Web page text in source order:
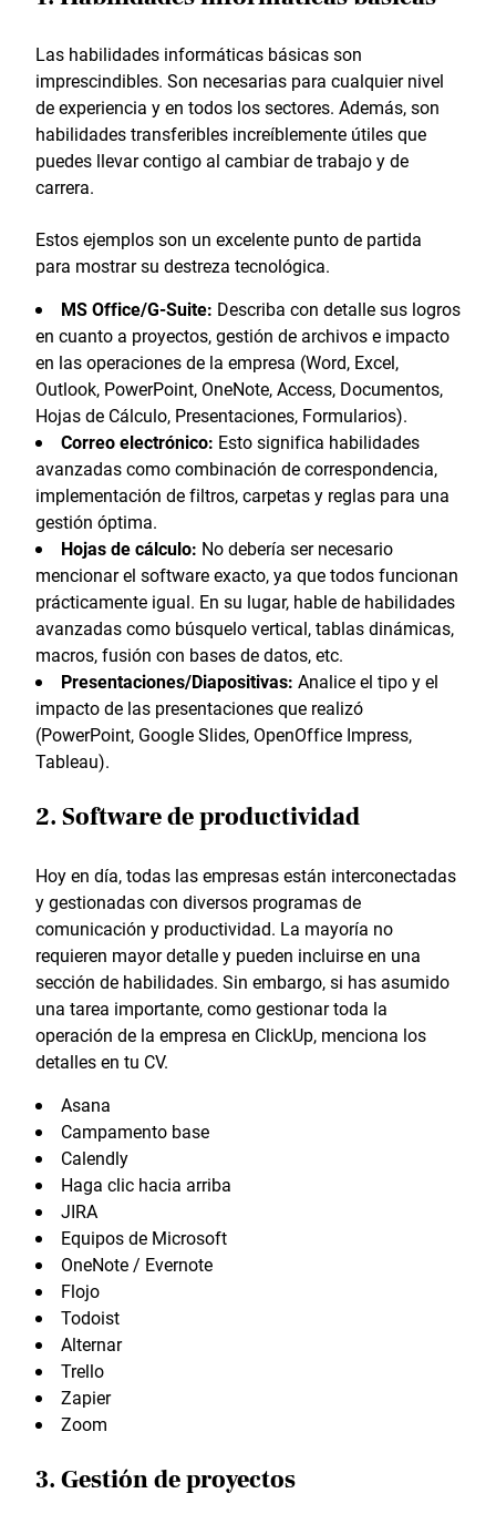
Las habilidades informáticas básicas son
imprescindibles. Son necesarias para cualquier nivel
de experiencia y en todos los sectores. Además, son
habilidades transferibles increíblemente útiles que
puedes llevar contigo al cambiar de trabajo y de
carrera.
Estos ejemplos son un excelente punto de partida
para mostrar su destreza tecnológica.
MS Office/G-Suite: Describa con detalle sus logros
en cuanto a proyectos, gestión de archivos e impacto
en las operaciones de la empresa (Word, Excel,
Outlook, PowerPoint, OneNote, Access, Documentos,
Hojas de Cálculo, Presentaciones, Formularios).
Correo electrónico: Esto significa habilidades
avanzadas como combinación de correspondencia,
implementación de filtros, carpetas y reglas para una
gestión óptima.
Hojas de cálculo: No debería ser necesario
mencionar el software exacto, ya que todos funcionan
prácticamente igual. En su lugar, hable de habilidades
avanzadas como búsquelo vertical, tablas dinámicas,
macros, fusión con bases de datos, etc.
Presentaciones/Diapositivas: Analice el tipo y el
impacto de las presentaciones que realizó
(PowerPoint, Google Slides, OpenOffice Impress,
Tableau).
2. Software de productividad
Hoy en día, todas las empresas están interconectadas
y gestionadas con diversos programas de
comunicación y productividad. La mayoría no
requieren mayor detalle y pueden incluirse en una
sección de habilidades. Sin embargo, si has asumido
una tarea importante, como gestionar toda la
operación de la empresa en ClickUp, menciona los
detalles en tu CV.
Asana
Campamento base
Calendly
Haga clic hacia arriba
JIRA
Equipos de Microsoft
OneNote / Evernote
Flojo
Todoist
Alternar
Trello
Zapier
Zoom
3. Gestión de proyectos